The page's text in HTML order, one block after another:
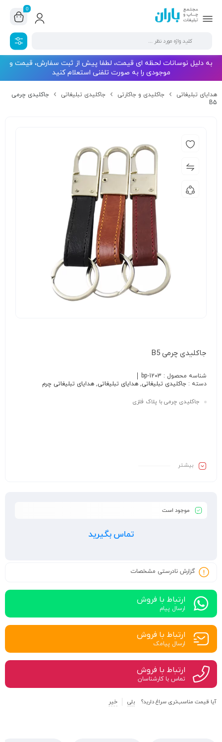
0
به دلیل نوسانات لحظه ای قیمت، لطفا پیش از ثبت سفارش، قیمت و
موجودی را به صورت تلفنی استعلام کنید
هدایای تبلیغاتی جاکلیدی و جاکارتی جاکلیدی تبلیغاتی
جاکلیدی چرمی
B5
جاکلیدی چرمی B5
شناسه محصول : bp-1203
دسته : جاکلیدی تبلیغاتی, هدایای تبلیغاتی, هدایای تبلیغاتی چرم
جاکلیدی چرمی با پلاک فلزی
بیشـتر
موجود است
تماس بگیرید
گزارش نادرستی مشخصات
ارتباط با فروش
ارسال پیام
ارتباط با فروش
ارسال پیامک
ارتباط با فروش
تماس با کارشناسان
آیا قیمت مناسب‌تری سراغ دارید؟ بلی خیر